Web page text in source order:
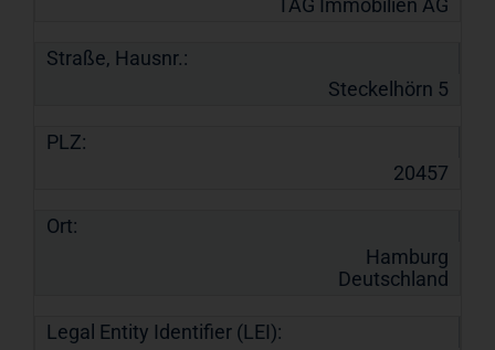
TAG Immobilien AG
Straße, Hausnr.:
Steckelhörn 5
PLZ:
20457
Ort:
Hamburg
Deutschland
Legal Entity Identifier (LEI):